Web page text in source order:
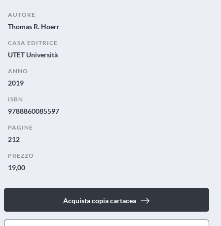
AUTORE
Thomas R. Hoerr
CASA EDITRICE
UTET Università
ANNO
2019
ISBN
9788860085597
PAGINE
212
PREZZO
19,00
Acquista copia cartacea